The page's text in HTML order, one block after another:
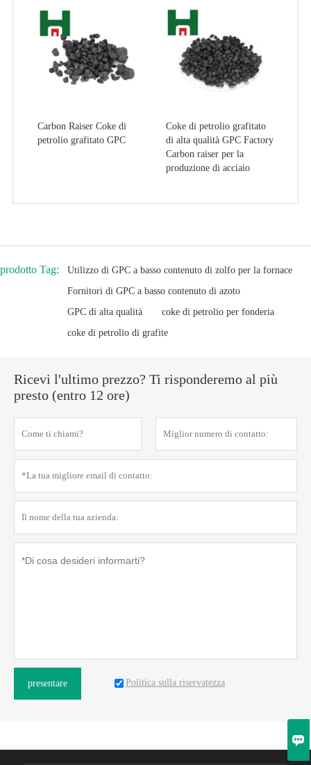
Carbon Raiser Coke di
petrolio grafitato GPC
Coke di petrolio grafitato
di alta qualità GPC Factory
Carbon raiser per la
produzione di acciaio
prodotto Tag:
Utilizzo di GPC a basso contenuto di zolfo per la fornace
Fornitori di GPC a basso contenuto di azoto
GPC di alta qualità
coke di petrolio per fonderia
coke di petrolio di grafite
Ricevi l'ultimo prezzo? Ti risponderemo al più
presto (entro 12 ore)
presentare Politica sulla riservatezza
